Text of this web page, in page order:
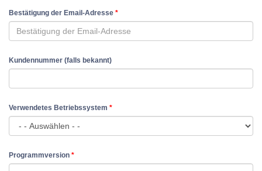
Bestätigung der Email-Adresse *
Kundennummer (falls bekannt)
Verwendetes Betriebssystem *
Programmversion *